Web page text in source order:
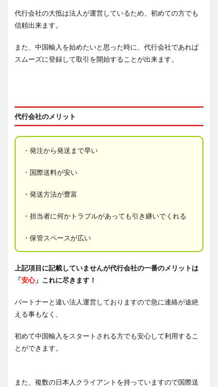
代行会社の大抵は法人が運営しているため、初めての方でも
信頼出来ます。
また、中国輸入を始めたいと思った時に、代行会社であれば
スムーズに登録して取引を開始することが出来ます。
代行会社のメリット
・発注から発送まで早い
・国際送料が安い
・発送方法が豊富
・担当者に何かトラブルがあっても引き継いでくれる
・保管スペースが広い
上記項目に記載していませんが代行会社の一番のメリットは
「安心」これに尽きます！
パートナーと違い法人運営しておりますので急に連絡が途絶
える事もなく、
初めて中国輸入をスタートされる方でも安心して利用するこ
とができます。
また、複数の日本人クライアントを持っていますので国際送